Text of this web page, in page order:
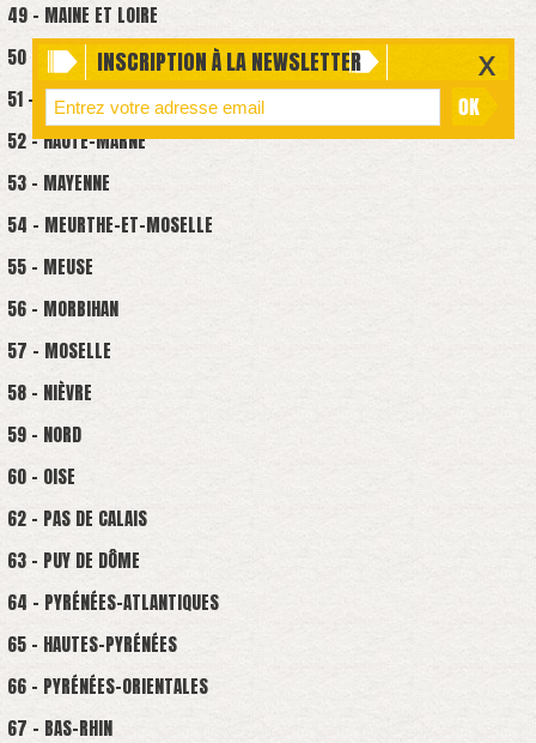
49 - MAINE ET LOIRE
50 - MANCHE
51 - MARNE
52 - HAUTE-MARNE
53 - MAYENNE
54 - MEURTHE-ET-MOSELLE
55 - MEUSE
56 - MORBIHAN
57 - MOSELLE
58 - NIÈVRE
59 - NORD
60 - OISE
62 - PAS DE CALAIS
63 - PUY DE DÔME
64 - PYRÉNÉES-ATLANTIQUES
65 - HAUTES-PYRÉNÉES
66 - PYRÉNÉES-ORIENTALES
67 - BAS-RHIN
INSCRIPTION À LA NEWSLETTER